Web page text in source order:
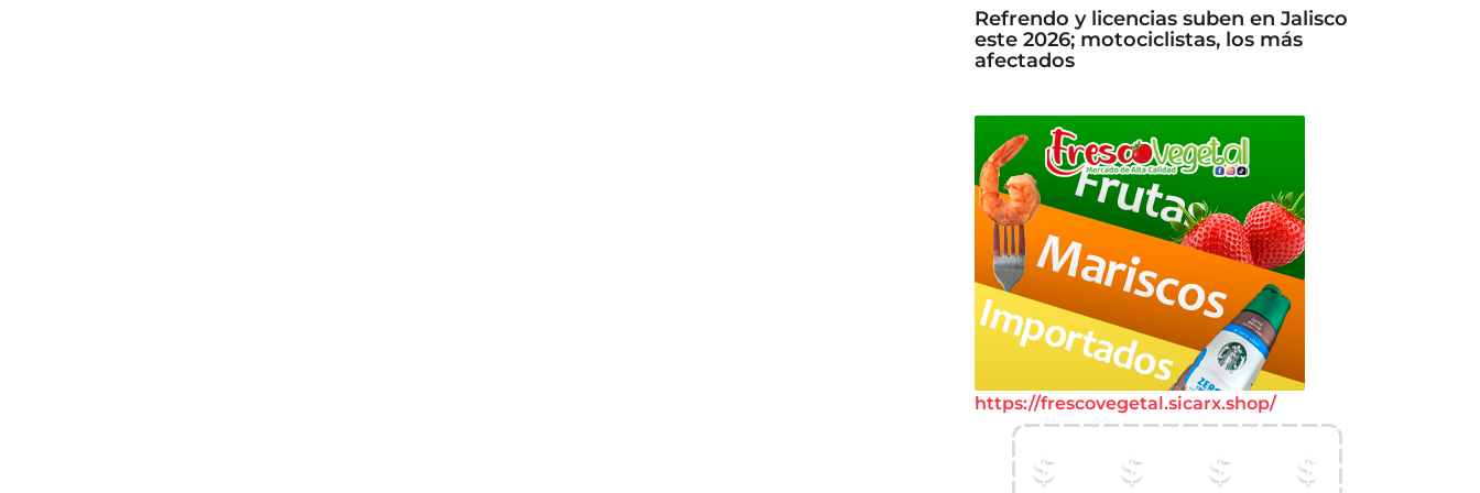
Refrendo y licencias suben en Jalisco
este 2026; motociclistas, los más
afectados
https://frescovegetal.sicarx.shop/